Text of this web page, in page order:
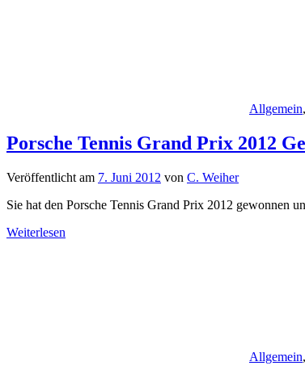
Allgemein,
Porsche Tennis Grand Prix 2012
Veröffentlicht am 7. Juni 2012 von C. Weiher
Sie hat den Porsche Tennis Grand Prix 2012 gewonnen
Weiterlesen
Allgemein,